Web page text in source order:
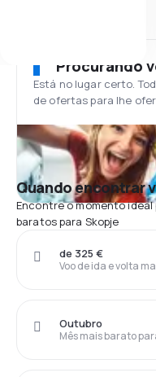
Procurando
Está no lugar certo.
de ofertas para lhe
Quando encontrar
Encontre o momento
baratos para Skopje
Voo de ida e volta
de 325 €
Mês mais barato
Outubro